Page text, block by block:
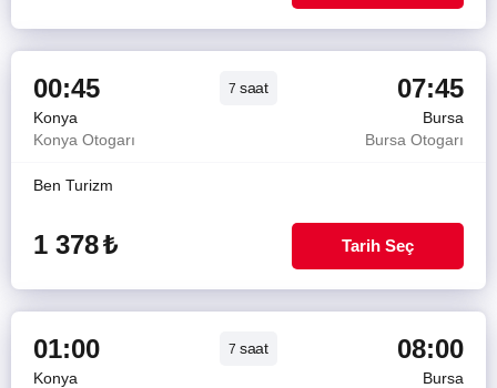
00:45 7 saat 07:45
Konya
Bursa
Konya Otogarı
Bursa Otogarı
Ben Turizm
1 378₺ Tarih Seç
01:00 7 saat 08:00
Konya
Bursa